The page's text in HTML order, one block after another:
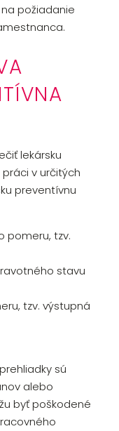
požiadanie
lekársku
v určitých
preventívnu
pomeru, tzv.
stavu
tzv. výstupná
sú
alebo
byť poškodené